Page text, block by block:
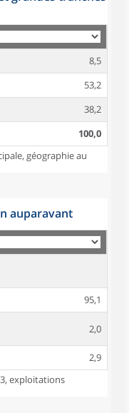
8,5
53,2
38,2
100,0
géographie au
auparavant
95,1
2,0
2,9
exploitations